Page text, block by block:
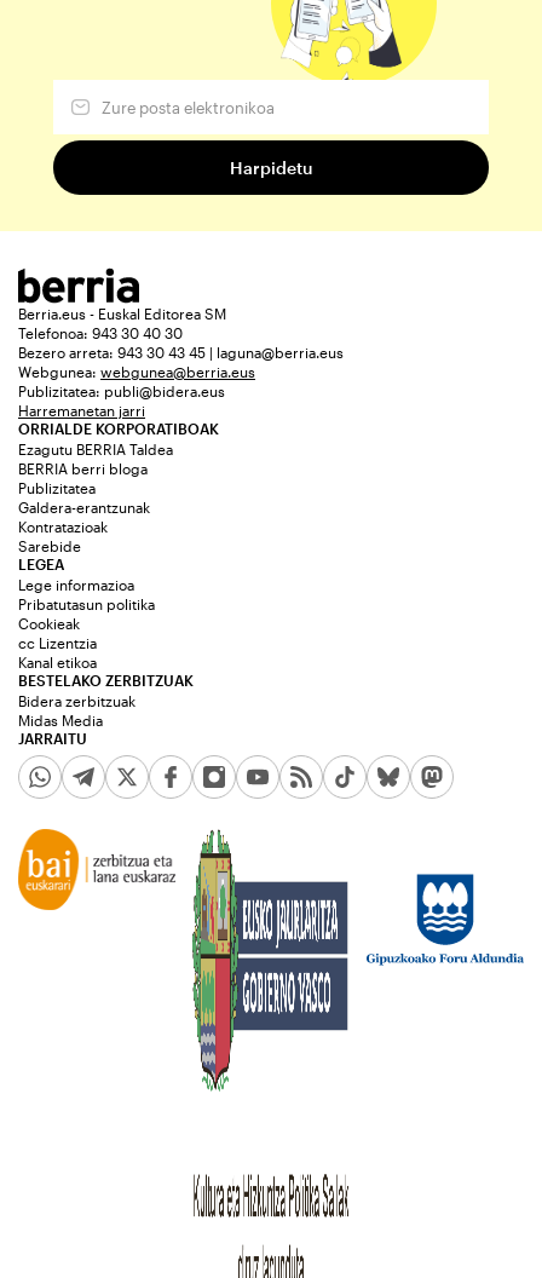
Berria.eus - Euskal Editorea SM
Telefonoa: 943 30 40 30
Bezero arreta: 943 30 43 45 | laguna@berria.eus
Webgunea: webgunea@berria.eus
Publizitatea: publi@bidera.eus
Harremanetan jarri
ORRIALDE KORPORATIBOAK
Ezagutu BERRIA Taldea
BERRIA berri bloga
Publizitatea
Galdera-erantzunak
Kontratazioak
Sarebide
JARRAITU
LEGEA
Lege informazioa
Pribatutasun politika
Cookieak
cc Lizentzia
Kanal etikoa
BESTELAKO ZERBITZUAK
Bidera zerbitzuak
Midas Media